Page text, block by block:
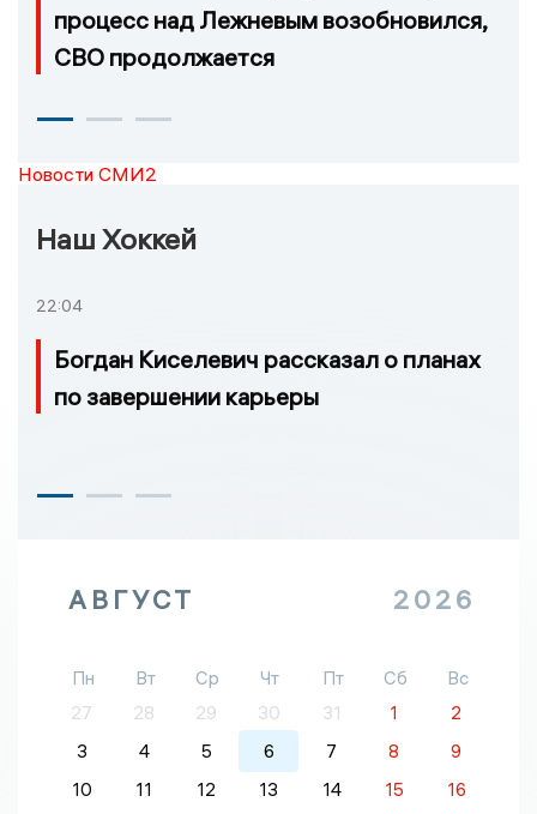
процесс над Лежневым возобновился,
СВО продолжается
Новости СМИ2
Наш Хоккей
22:04
Богдан Киселевич рассказал о планах
по завершении карьеры
АВГУСТ 2026
Пн Вт Ср Чт Пт Сб
Вс
27
28 29 30 31 1
2
3
4 5 6 7 8
9
10
11 12 13 14 15
16